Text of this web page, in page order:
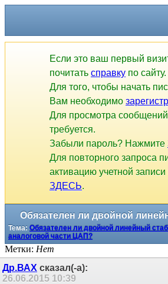
Если это ваш первый
почитать справку по сайту.
Для того, чтобы начать
Вам необходимо
Для просмотра
требуется.
Забыли пароль? Нажмите
Для повторного запроса
активацию учетной
ЗДЕСЬ.
Тема: Обязателен ли двойной линейный
аналоговой части ЦАП?
Метки: Нет
Др.ВАХ сказал(-а):
26.06.2015 10:39